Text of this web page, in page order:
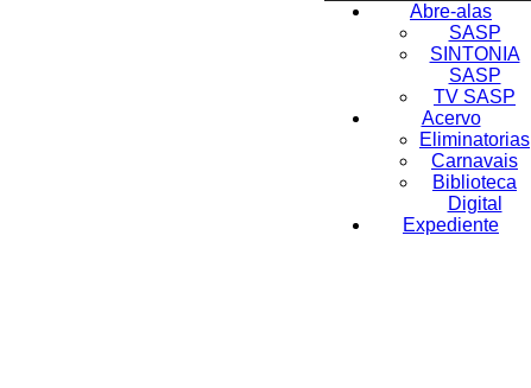
Abre-alas
SASP
SINTONIA
SASP
TV SASP
Acervo
Eliminatorias
Carnavais
Biblioteca
Digital
Expediente